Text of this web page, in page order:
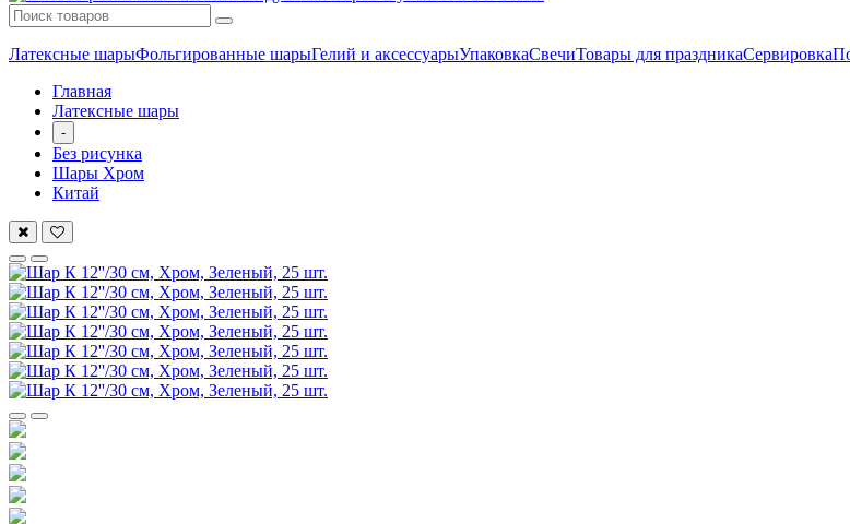
Латексные шарыФольгированные шарыГелий и аксессуарыУпаковкаСвечиТовары для праздникаСервировка
Главная
Латексные шары
-
Без рисунка
Шары Хром
Китай